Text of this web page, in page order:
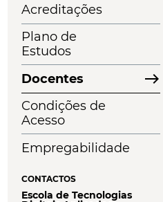
Acreditações
Plano de
Estudos
Docentes
east
Condições de
Acesso
Empregabilidade
CONTACTOS
Escola de Tecnologias